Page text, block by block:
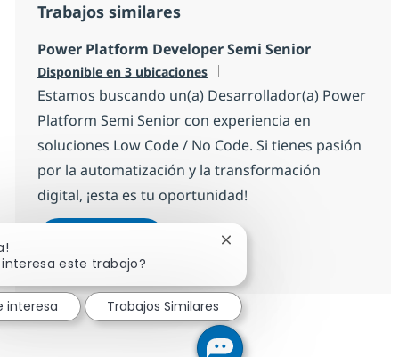
Trabajos similares
Power Platform Developer Semi Senior
Disponible en 3 ubicaciones
Estamos buscando un(a) Desarrollador(a) Power
Platform Semi Senior con experiencia en
soluciones Low Code / No Code. Si tienes pasión
por la automatización y la transformación
digital, ¡esta es tu oportunidad!
Power Platform Developer Semi
interesa este trabajo?
Cerrar notificación de
interesa Trabajos Similares